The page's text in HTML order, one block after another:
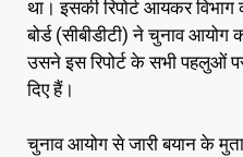
था। इसकी रिपोर्ट आयकर विभाग
बोर्ड (सीबीडीटी) ने चुनाव
उसने इस रिपोर्ट के सभी पहलुओं पर
दिए हैं।
चुनाव आयोग से जारी बयान के